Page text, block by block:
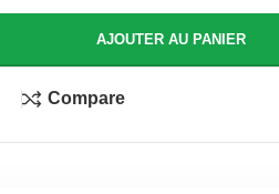
AJOUTER AU PANIER
Compare